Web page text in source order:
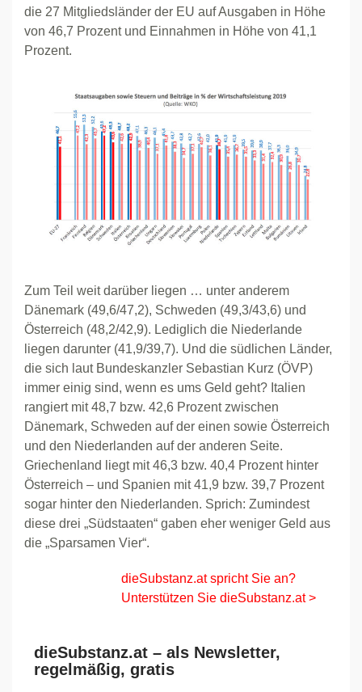
die 27 Mitgliedsländer der EU auf Ausgaben in Höhe
von 46,7 Prozent und Einnahmen in Höhe von 41,1
Prozent.
Zum Teil weit darüber liegen … unter anderem
Dänemark (49,6/47,2), Schweden (49,3/43,6) und
Österreich (48,2/42,9). Lediglich die Niederlande
liegen darunter (41,9/39,7). Und die südlichen Länder,
die sich laut Bundeskanzler Sebastian Kurz (ÖVP)
immer einig sind, wenn es ums Geld geht? Italien
rangiert mit 48,7 bzw. 42,6 Prozent zwischen
Dänemark, Schweden auf der einen sowie Österreich
und den Niederlanden auf der anderen Seite.
Griechenland liegt mit 46,3 bzw. 40,4 Prozent hinter
Österreich – und Spanien mit 41,9 bzw. 39,7 Prozent
sogar hinter den Niederlanden. Sprich: Zumindest
diese drei „Südstaaten“ gaben eher weniger Geld aus
die „Sparsamen Vier“.
dieSubstanz.at spricht Sie an?
Unterstützen Sie dieSubstanz.at >
dieSubstanz.at – als Newsletter,
regelmäßig, gratis